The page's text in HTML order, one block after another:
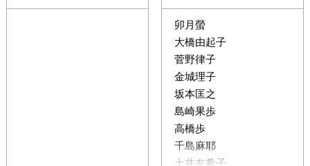
卯月螢
大橋由起子
菅野律子
金城理子
坂本匡之
島崎果歩
高橋歩
千島麻耶
土井友希子